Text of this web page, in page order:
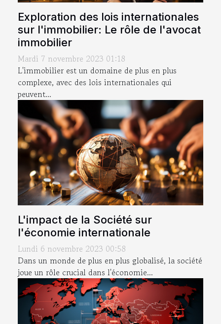
Exploration des lois internationales
sur l'immobilier: Le rôle de l'avocat
immobilier
Mardi 7 novembre 2023 01:18
L'immobilier est un domaine de plus en plus
complexe, avec des lois internationales qui
peuvent...
L'impact de la Société sur
l'économie internationale
Lundi 6 novembre 2023 00:58
Dans un monde de plus en plus globalisé, la société
joue un rôle crucial dans l'économie...